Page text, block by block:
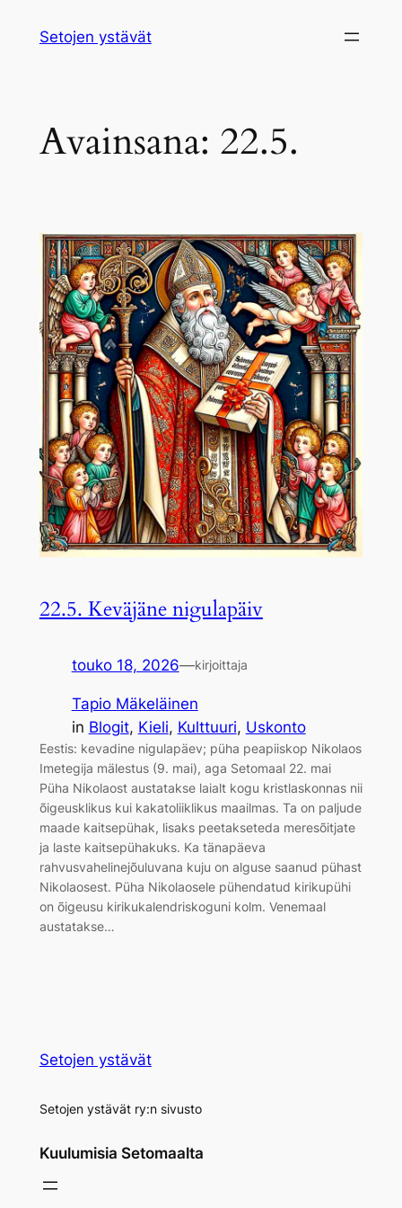
sisältöön
Setojen ystävät
Avainsana: 22.5.
22.5. Keväjäne nigulapäiv
touko 18, 2026—kirjoittaja
Tapio Mäkeläinen
in Blogit, Kieli, Kulttuuri, Uskonto
Eestis: kevadine nigulapäev; püha peapiiskop Nikolaos
Imetegija mälestus (9. mai), aga Setomaal 22. mai
Püha Nikolaost austatakse laialt kogu kristlaskonnas nii
õigeusklikus kui kakatoliiklikus maailmas. Ta on paljude
maade kaitsepühak, lisaks peetakseteda meresõitjate
ja laste kaitsepühakuks. Ka tänapäeva
rahvusvahelinejõuluvana kuju on alguse saanud pühast
Nikolaosest. Püha Nikolaosele pühendatud kirikupühi
on õigeusu kirikukalendriskoguni kolm. Venemaal
austatakse…
Setojen ystävät
Setojen ystävät ry:n sivusto
Kuulumisia Setomaalta